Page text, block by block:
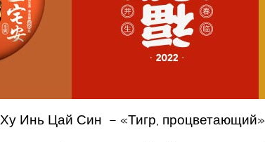
Инь Цай Син – «Тигр, процветающий»